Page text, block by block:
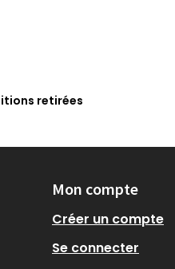
retirées
Mon compte
Créer un compte
Se connecter